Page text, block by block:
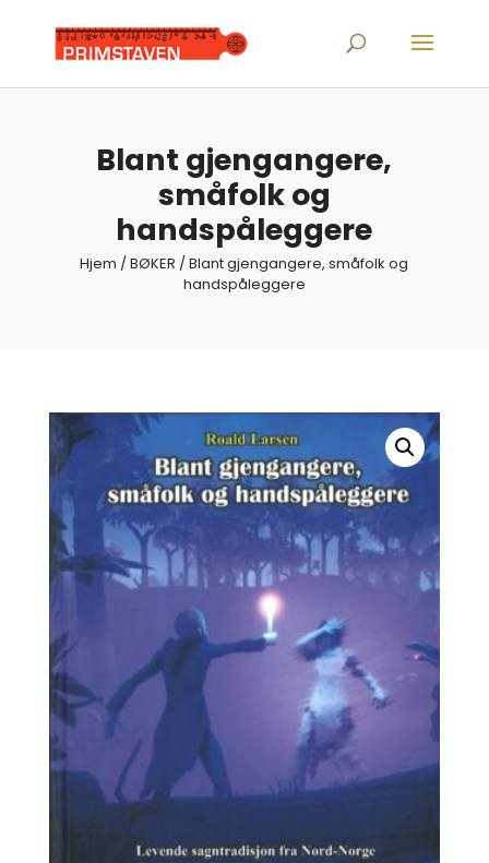
search
Blant gjengangere,
småfolk og
handspåleggere
Hjem /BØKER / Blant gjengangere, småfolk og
handspåleggere